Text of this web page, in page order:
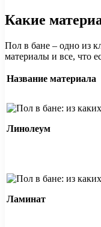
Какие
Пол в бане – одно из
материалы и все, что
Название материала
Линолеум
Ламинат